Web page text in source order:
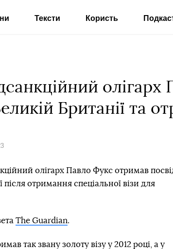
Тексти Користь
Британії та
олігарх Павло Фукс отримав
отримання спеціальної візи для
The Guardian.
так звану золоту візу у 2012 році, а у